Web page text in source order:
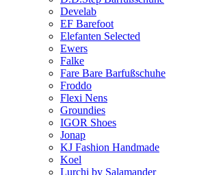
Develab
EF Barefoot
Elefanten Selected
Ewers
Falke
Fare Bare Barfußschuhe
Froddo
Flexi Nens
Groundies
IGOR Shoes
Jonap
KJ Fashion Handmade
Koel
Lurchi by Salamander